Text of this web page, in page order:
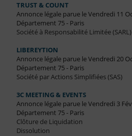
TRUST & COUNT
Annonce légale parue le Vendredi 11
Département 75 - Paris
Société à Responsabilité Limitée (SARL)
LIBEREYTION
Annonce légale parue le Vendredi 20
Département 75 - Paris
Société par Actions Simplifiées (SAS)
3C MEETING & EVENTS
Annonce légale parue le Vendredi 3
Département 75 - Paris
Clôture de Liquidation
Dissolution